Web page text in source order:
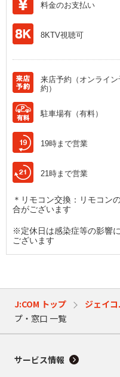
料金のお支払い
8KTV視聴可
来店予約（オンライン
約）
駐車場有（有料）
19時まで営業
21時まで営業
＊リモコン交換：リモコン
合がございます
※定休日は感染症等の影響
ございます
J:COM トップ ジェイ
プ・窓口 一覧
サービス情報